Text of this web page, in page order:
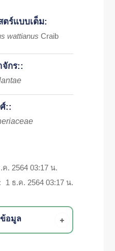
ร์แบบเต็ม:
wattianus Craib
กร::
::
ค. 2564 03:17 น.
1 ธ.ค. 2564 03:17 น.
อมูล